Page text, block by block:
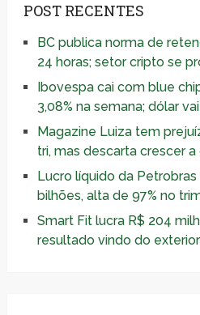
POST RECENTES
BC publica norma de
24 horas; setor cripto se
Ibovespa cai com blue
3,08% na semana; dólar
Magazine Luiza tem
tri, mas descarta crescer
Lucro líquido da
bilhões, alta de 97% no
Smart Fit lucra R$ 204
resultado vindo do exterior